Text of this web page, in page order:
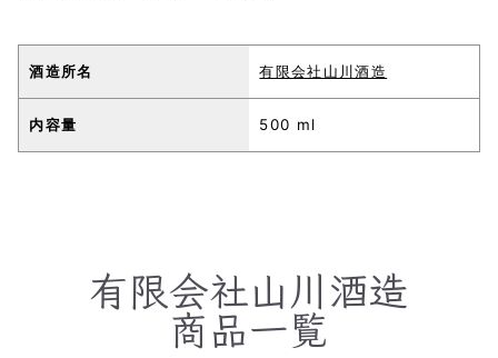
酒造所名 有限会社山川酒造
内容量 500 ml
有限会社山川酒造
商品一覧